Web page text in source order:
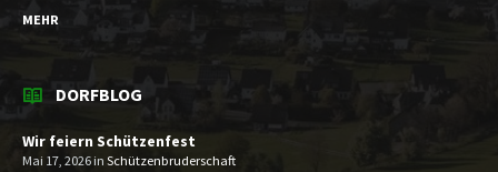
MEHR
DORFBLOG
Wir feiern Schützenfest
Mai 17, 2026 in Schützenbruderschaft